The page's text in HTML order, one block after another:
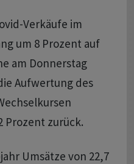
Verkäufe im
um 8 Prozent auf
am Donnerstag
Aufwertung des
Prozent zurück.
Umsätze von 22,7